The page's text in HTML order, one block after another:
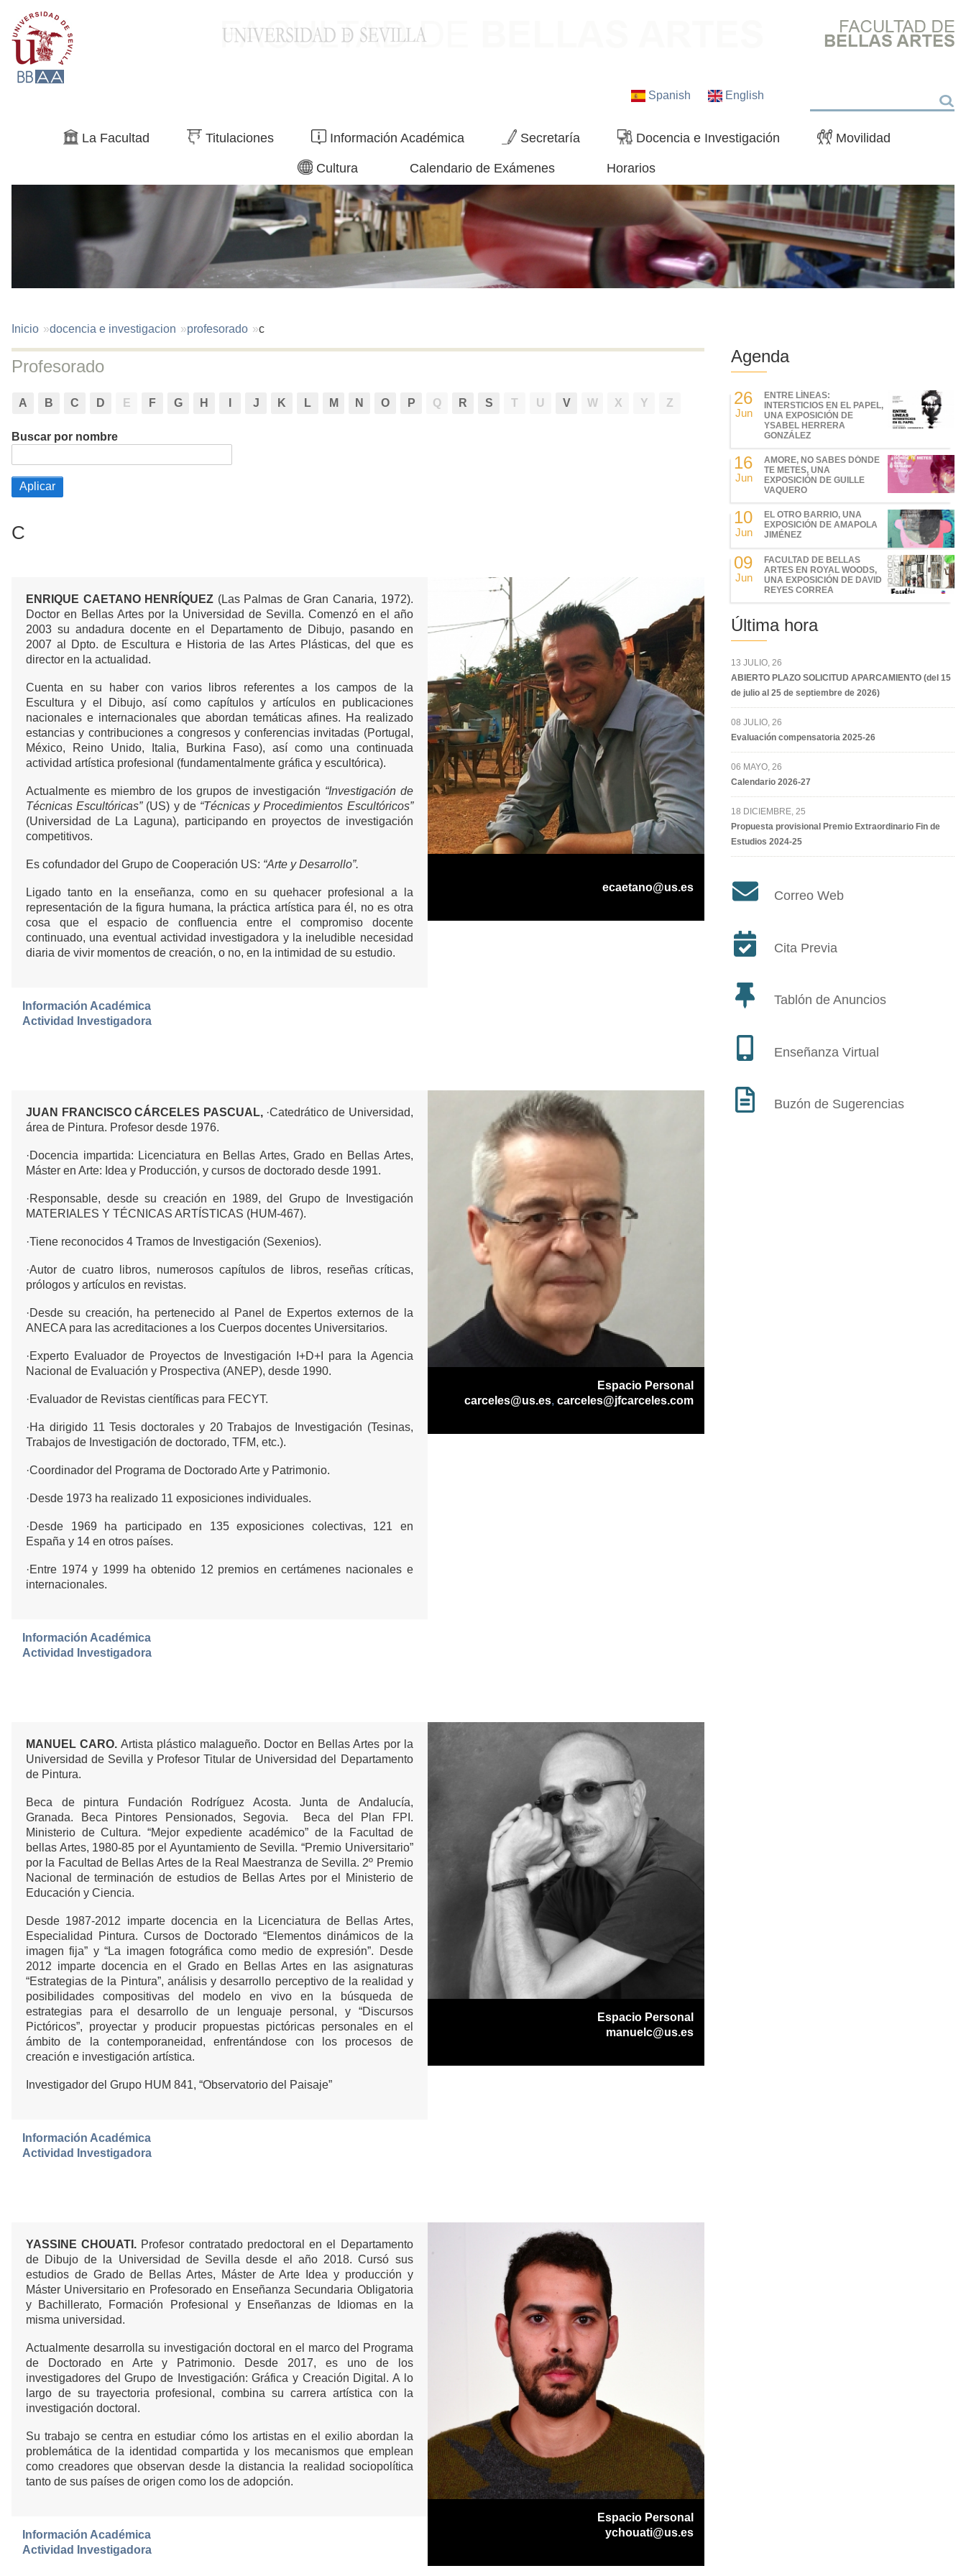
Spanish English
Buscar La Facultad Titulaciones Información Académica Secretaría Docencia e Investigación
Movilidad
Cultura
Calendario de Exámenes Horarios
You
here:
Inicio docencia e investigacion profesorado c
Profesorado
A B C D E F G H J K L M N O P Q R S T U V W X Y Z
Buscar por nombre
C
ENRIQUE CAETANO HENRÍQUEZ (Las Palmas de Gran Canaria, 1972).
Doctor en Bellas Artes por la Universidad de Sevilla. Comenzó en el año
2003 su andadura docente en el Departamento de Dibujo, pasando en
2007 al Dpto. de Escultura e Historia de las Artes Plásticas, del que es
director en la actualidad.
Cuenta en su haber con varios libros referentes a los campos de la
Escultura y el Dibujo, así como capítulos y artículos en publicaciones
nacionales e internacionales que abordan temáticas afines. Ha realizado
estancias y contribuciones a congresos y conferencias invitadas (Portugal,
México, Reino Unido, Italia, Burkina Faso), así como una continuada
actividad artística profesional (fundamentalmente gráfica y escultórica).
Actualmente es miembro de los grupos de investigación “Investigación de
Técnicas Escultóricas” (US) y de “Técnicas y Procedimientos Escultóricos”
(Universidad de La Laguna), participando en proyectos de investigación
competitivos.
Es cofundador del Grupo de Cooperación US: “Arte y Desarrollo”.
Ligado tanto en la enseñanza, como en su quehacer profesional a la
representación de la figura humana, la práctica artística para él, no es otra
cosa que el espacio de confluencia entre el compromiso docente
continuado, una eventual actividad investigadora y la ineludible necesidad
diaria de vivir momentos de creación, o no, en la intimidad de su estudio.
Información Académica
Actividad Investigadora
ecaetano@us.es
JUAN FRANCISCO CÁRCELES PASCUAL, ·Catedrático de Universidad,
área de Pintura. Profesor desde 1976.
·Docencia impartida: Licenciatura en Bellas Artes, Grado en Bellas Artes,
Máster en Arte: Idea y Producción, y cursos de doctorado desde 1991.
·Responsable, desde su creación en 1989, del Grupo de Investigación
MATERIALES Y TÉCNICAS ARTÍSTICAS (HUM-467).
·Tiene reconocidos 4 Tramos de Investigación (Sexenios).
·Autor de cuatro libros, numerosos capítulos de libros, reseñas críticas,
prólogos y artículos en revistas.
·Desde su creación, ha pertenecido al Panel de Expertos externos de la
ANECA para las acreditaciones a los Cuerpos docentes Universitarios.
·Experto Evaluador de Proyectos de Investigación I+D+I para la Agencia
Nacional de Evaluación y Prospectiva (ANEP), desde 1990.
·Evaluador de Revistas científicas para FECYT.
·Ha dirigido 11 Tesis doctorales y 20 Trabajos de Investigación (Tesinas,
Trabajos de Investigación de doctorado, TFM, etc.).
·Coordinador del Programa de Doctorado Arte y Patrimonio.
·Desde 1973 ha realizado 11 exposiciones individuales.
·Desde 1969 ha participado en 135 exposiciones colectivas, 121 en
España y 14 en otros países.
·Entre 1974 y 1999 ha obtenido 12 premios en certámenes nacionales e
internacionales.
Información Académica
Actividad Investigadora
Espacio Personal
carceles@us.es,carceles@jfcarceles.com
MANUEL CARO.Artista plástico malagueño. Doctor en Bellas Artes por la
Universidad de Sevilla y Profesor Titular de Universidad del Departamento
de Pintura.
Beca de pintura Fundación Rodríguez Acosta. Junta de Andalucía,
Granada. Beca Pintores Pensionados, Segovia. Beca del Plan FPI.
Ministerio de Cultura. “Mejor expediente académico” de la Facultad de
bellas Artes, 1980-85 por el Ayuntamiento de Sevilla. “Premio Universitario”
por la Facultad de Bellas Artes de la Real Maestranza de Sevilla. 2º Premio
Nacional de terminación de estudios de Bellas Artes por el Ministerio de
Educación y Ciencia.
Desde 1987-2012 imparte docencia en la Licenciatura de Bellas Artes,
Especialidad Pintura. Cursos de Doctorado “Elementos dinámicos de la
imagen fija” y “La imagen fotográfica como medio de expresión”. Desde
2012 imparte docencia en el Grado en Bellas Artes en las asignaturas
“Estrategias de la Pintura”, análisis y desarrollo perceptivo de la realidad y
posibilidades compositivas del modelo en vivo en la búsqueda de
estrategias para el desarrollo de un lenguaje personal, y “Discursos
Pictóricos”, proyectar y producir propuestas pictóricas personales en el
ámbito de la contemporaneidad, enfrentándose con los procesos de
creación e investigación artística.
Investigador del Grupo HUM 841, “Observatorio del Paisaje”
Información Académica
Actividad Investigadora
Espacio Personal
manuelc@us.es
YASSINE CHOUATI. Profesor contratado predoctoral en el Departamento
de Dibujo de la Universidad de Sevilla desde el año 2018.Cursó sus
estudios de Grado de Bellas Artes, Máster de Arte Idea y producción y
Máster Universitario en Profesorado en Enseñanza Secundaria Obligatoria
y Bachillerato, Formación Profesional y Enseñanzas de Idiomas en la
misma universidad.
Actualmente desarrolla su investigación doctoral en el marco del Programa
de Doctorado en Arte y Patrimonio. Desde 2017, es uno de los
investigadores del Grupo de Investigación: Gráfica y Creación Digital. A lo
largo de su trayectoria profesional, combina su carrera artística con la
investigación doctoral.
Su trabajo se centra en estudiar cómo los artistas en el exilio abordan la
problemática de la identidad compartida y los mecanismos que emplean
como creadores que observan desde la distancia la realidad sociopolítica
tanto de sus países de origen como los de adopción.
Información Académica
Actividad Investigadora
Espacio Personal
ychouati@us.es
Agenda
26
Jun
ENTRE LÍNEAS:
INTERSTICIOS EN EL PAPEL,
UNA EXPOSICIÓN DE
YSABEL HERRERA
GONZÁLEZ
16
Jun
AMORE, NO SABES DÓNDE
TE METES, UNA
EXPOSICIÓN DE GUILLE
VAQUERO
10
Jun
EL OTRO BARRIO, UNA
EXPOSICIÓN DE AMAPOLA
JIMÉNEZ
09
Jun
FACULTAD DE BELLAS
ARTES EN ROYAL WOODS,
UNA EXPOSICIÓN DE DAVID
REYES CORREA
Última hora
13 JULIO, 26
ABIERTO PLAZO SOLICITUD APARCAMIENTO (del 15
de julio al 25 de septiembre de 2026)
08 JULIO, 26
Evaluación compensatoria 2025-26
06 MAYO, 26
Calendario 2026-27
18 DICIEMBRE, 25
Propuesta provisional Premio Extraordinario Fin de
Estudios 2024-25
Correo Web
Cita Previa
Tablón de Anuncios
Enseñanza Virtual
Buzón de Sugerencias